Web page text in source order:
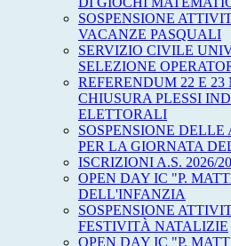
SOSPENSIONE
VACANZE PASQUALI
SERVIZIO CIVILE
SELEZIONE
REFERENDUM 22 E 23
CHIUSURA PLESSI
ELETTORALI
SOSPENSIONE
PER LA GIORNATA
ISCRIZIONI A.S. 2026/
OPEN DAY IC "P.
DELL'INFANZIA
SOSPENSIONE
FESTIVITÀ NATALIZIE
OPEN DAY IC "P.